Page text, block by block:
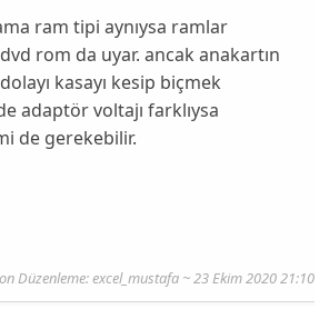
ram tipi aynıysa ramlar
rom da uyar. ancak anakartın
kasayı kesip biçmek
adaptör voltajı farklıysa
de gerekebilir.
Düzenleme: excel_mustafa ~ 23 Ekim 2020 21:10